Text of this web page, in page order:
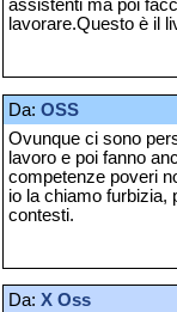
assistenti ma poi
lavorare.Questo è il
Da: OSS
Ovunque ci sono
lavoro e poi fanno
competenze poveri
io la chiamo furbizia,
contesti.
Da: X Oss